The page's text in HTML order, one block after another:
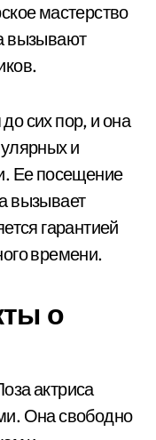
мастерство
вызывают
сих пор, и она
и
Ее посещение
вызывает
гарантией
времени.
о
актриса
Она свободно